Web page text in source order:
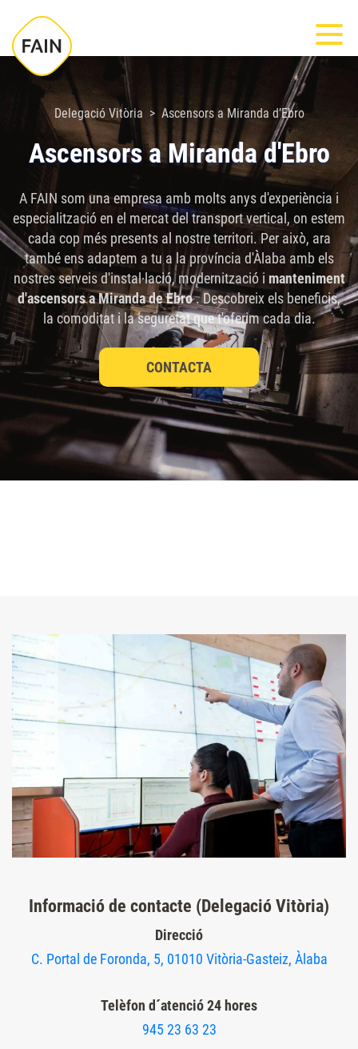
este
sitio
sistema
accesibilidad.
Delegació Vitòria Ascensors a Miranda d’Ebro
Ascensors a Miranda d'Ebro
A FAIN som una empresa amb molts anys d'experiència i
especialització en el mercat del transport vertical, on estem
cada cop més presents al nostre territori. Per això, ara
també ens adaptem a tu a la província d'Àlaba amb els
nostres serveis d'instal·lació, modernització i manteniment
d'ascensors a Miranda de Ebro. Descobreix els beneficis,
la comoditat i la seguretat que t'oferim cada dia.
CONTACTA
Informació de contacte (Delegació Vitòria)
Direcció
C. Portal de Foronda, 5, 01010 Vitòria-Gasteiz, Àlaba
Telèfon d´atenció 24 hores
945 23 63 23